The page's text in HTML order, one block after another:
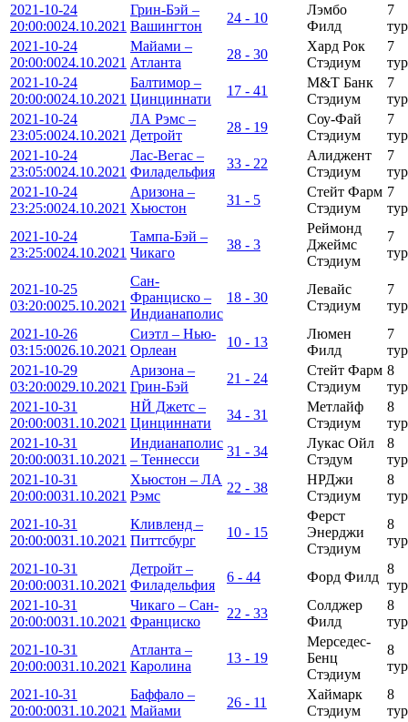
2021-10-24
20:00:0024.10.2021
Грин-Бэй –
Вашингтон
24 - 10
Лэмбо
Филд
7
тур
2021-10-24
20:00:0024.10.2021
Майами –
Атланта
28 - 30
Хард Рок
Стэдиум
7
тур
2021-10-24
20:00:0024.10.2021
Балтимор –
Цинциннати
17 - 41
М&Т Банк
Стэдиум
7
тур
2021-10-24
23:05:0024.10.2021
ЛА Рэмс –
Детройт
28 - 19
Соу-Фай
Стэдиум
7
тур
2021-10-24
23:05:0024.10.2021
Лас-Вегас –
Филадельфия
33 - 22
Алиджент
Стэдиум
7
тур
2021-10-24
23:25:0024.10.2021
Аризона –
Хьюстон
31 - 5
Стейт Фарм
Стэдиум
7
тур
2021-10-24
23:25:0024.10.2021
Тампа-Бэй –
Чикаго
38 - 3
Реймонд
Джеймс
Стэдиум
7
тур
2021-10-25
03:20:0025.10.2021
Сан-
Франциско –
Индианаполис
18 - 30
Левайс
Стэдиум
7
тур
2021-10-26
03:15:0026.10.2021
Сиэтл – Нью-
Орлеан
10 - 13
Люмен
Филд
7
тур
2021-10-29
03:20:0029.10.2021
Аризона –
Грин-Бэй
21 - 24
Стейт Фарм
Стэдиум
8
тур
2021-10-31
20:00:0031.10.2021
НЙ Джетс –
Цинциннати
34 - 31
Метлайф
Стэдиум
8
тур
2021-10-31
20:00:0031.10.2021
Индианаполис
– Теннесси
31 - 34
Лукаc Ойл
Стэдум
8
тур
2021-10-31
20:00:0031.10.2021
Хьюстон – ЛА
Рэмс
22 - 38
НРДжи
Стэдиум
8
тур
2021-10-31
20:00:0031.10.2021
Кливленд –
Питтсбург
10 - 15
Ферст
Энерджи
Стэдиум
8
тур
2021-10-31
20:00:0031.10.2021
Детройт –
Филадельфия
6 - 44 Форд Филд
8
тур
2021-10-31
20:00:0031.10.2021
Чикаго – Сан-
Франциско
22 - 33
Солджер
Филд
8
тур
2021-10-31
20:00:0031.10.2021
Атланта –
Каролина
13 - 19
Мерседес-
Бенц
Стэдиум
8
тур
2021-10-31
20:00:0031.10.2021
Баффало –
Майами
26 - 11
Хаймарк
Стэдиум
8
тур